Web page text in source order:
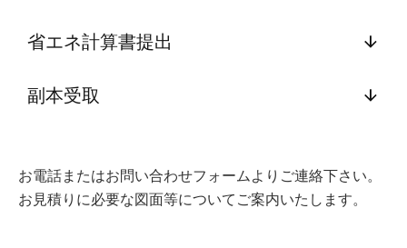
省エネ計算書提出
副本受取
お電話またはお問い合わせフォームよりご連絡下さい。
お見積りに必要な図面等についてご案内いたします。